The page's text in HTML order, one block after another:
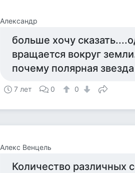
Александр
больше хочу
вращается вокруг
почему полярная
7 лет 0 0
Алекс Венцель
Количество различных